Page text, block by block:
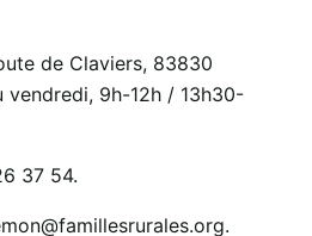
de Claviers, 83830
vendredi, 9h-12h / 13h30-
37 54.